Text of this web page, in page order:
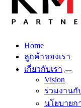
Fintech สำหรับวงกา
กับเรา เพราะโอกาสร
Home
ลูกค้าของเรา
เกี่ยวกับเรา
Vision
ร่วมงานกั
นโยบายก